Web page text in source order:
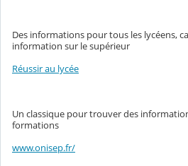
Des informations pour tous les lycéens,
information sur le supérieur
Réussir au lycée
Un classique pour trouver des
formations
www.onisep.fr/